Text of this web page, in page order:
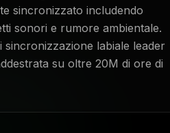
sincronizzato includendo
sonori e rumore ambientale.
sincronizzazione labiale leader
su oltre 20M di ore di